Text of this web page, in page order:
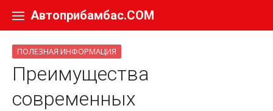
Автоприбамбас.COM
ПОЛЕЗНАЯ ИНФОРМАЦИЯ
Преимущества
современных